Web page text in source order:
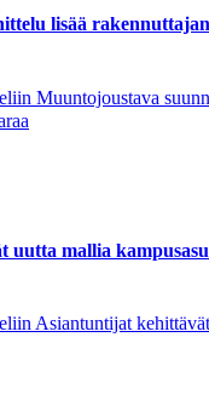
lisää
Muuntojoustava
uutta mallia
Asiantuntijat